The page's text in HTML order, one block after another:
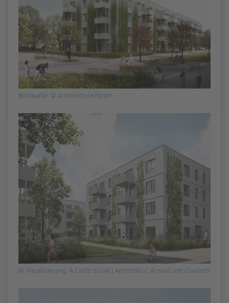
Bildquelle: © architecture2brain
© Visualisierung: A.Calitz Visual | Architektur: Arnold und Gladisch